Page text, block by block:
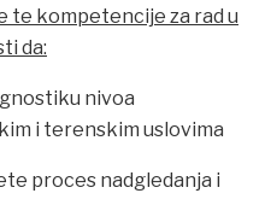
te kompetencije za rad u
da:
nivoa
i terenskim uslovima
proces nadgledanja i